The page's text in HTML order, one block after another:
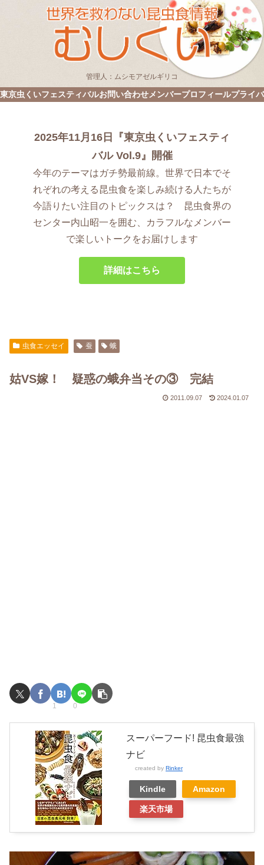
管理人：ムシモアゼルギリコ
東京虫くいフェスティバルお問い合わせメンバープロフィールプライ
2025年11月16日『東京虫くいフェスティ
バル Vol.9』開催
今年のテーマはガチ勢最前線。世界で日本でそ
れぞれの考える昆虫食を楽しみ続ける人たちが
今語りたい注目のトピックスは？ 昆虫食界の
センター内山昭一を囲む、カラフルなメンバー
で楽しいトークをお届けします
詳細はこちら
虫食エッセイ 蚕 蛾
姑VS嫁！ 疑惑の蛾弁当その③ 完結
2011.09.07 2024.01.07
1 0
スーパーフード! 昆虫食最強
ナビ
created by Rinker
Kindle Amazon
楽天市場